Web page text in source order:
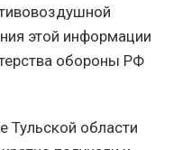
этой информации
обороны РФ
Тульской области